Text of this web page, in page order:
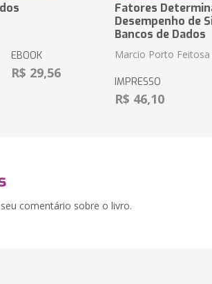
EBOOK
R$ 29,56
Fatores
Desempenho de
Bancos de Dados
Marcio Porto Feitosa
IMPRESSO
R$ 46,10
comentário sobre o livro.